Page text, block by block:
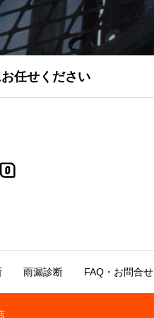
任せください
雨漏診断 FAQ・お問合せ